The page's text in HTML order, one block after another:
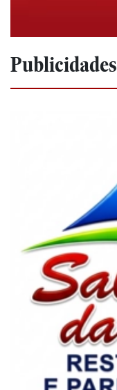
Publicidades